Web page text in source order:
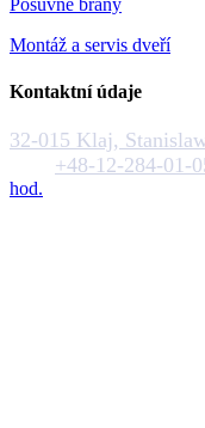
Montáž a servis dveří
Kontaktní údaje
32-015 Klaj,
+48-12-284-01-
hod.